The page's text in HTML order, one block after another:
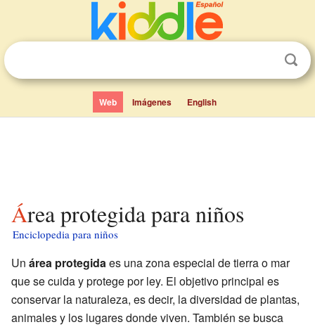
Web Imágenes English
Área protegida para niños
Enciclopedia para niños
Un área protegidaes una zona especial de tierra o mar
que se cuida y protege por ley. El objetivo principal es
conservar la naturaleza, es decir, la diversidad de plantas,
animales y los lugares donde viven. También se busca